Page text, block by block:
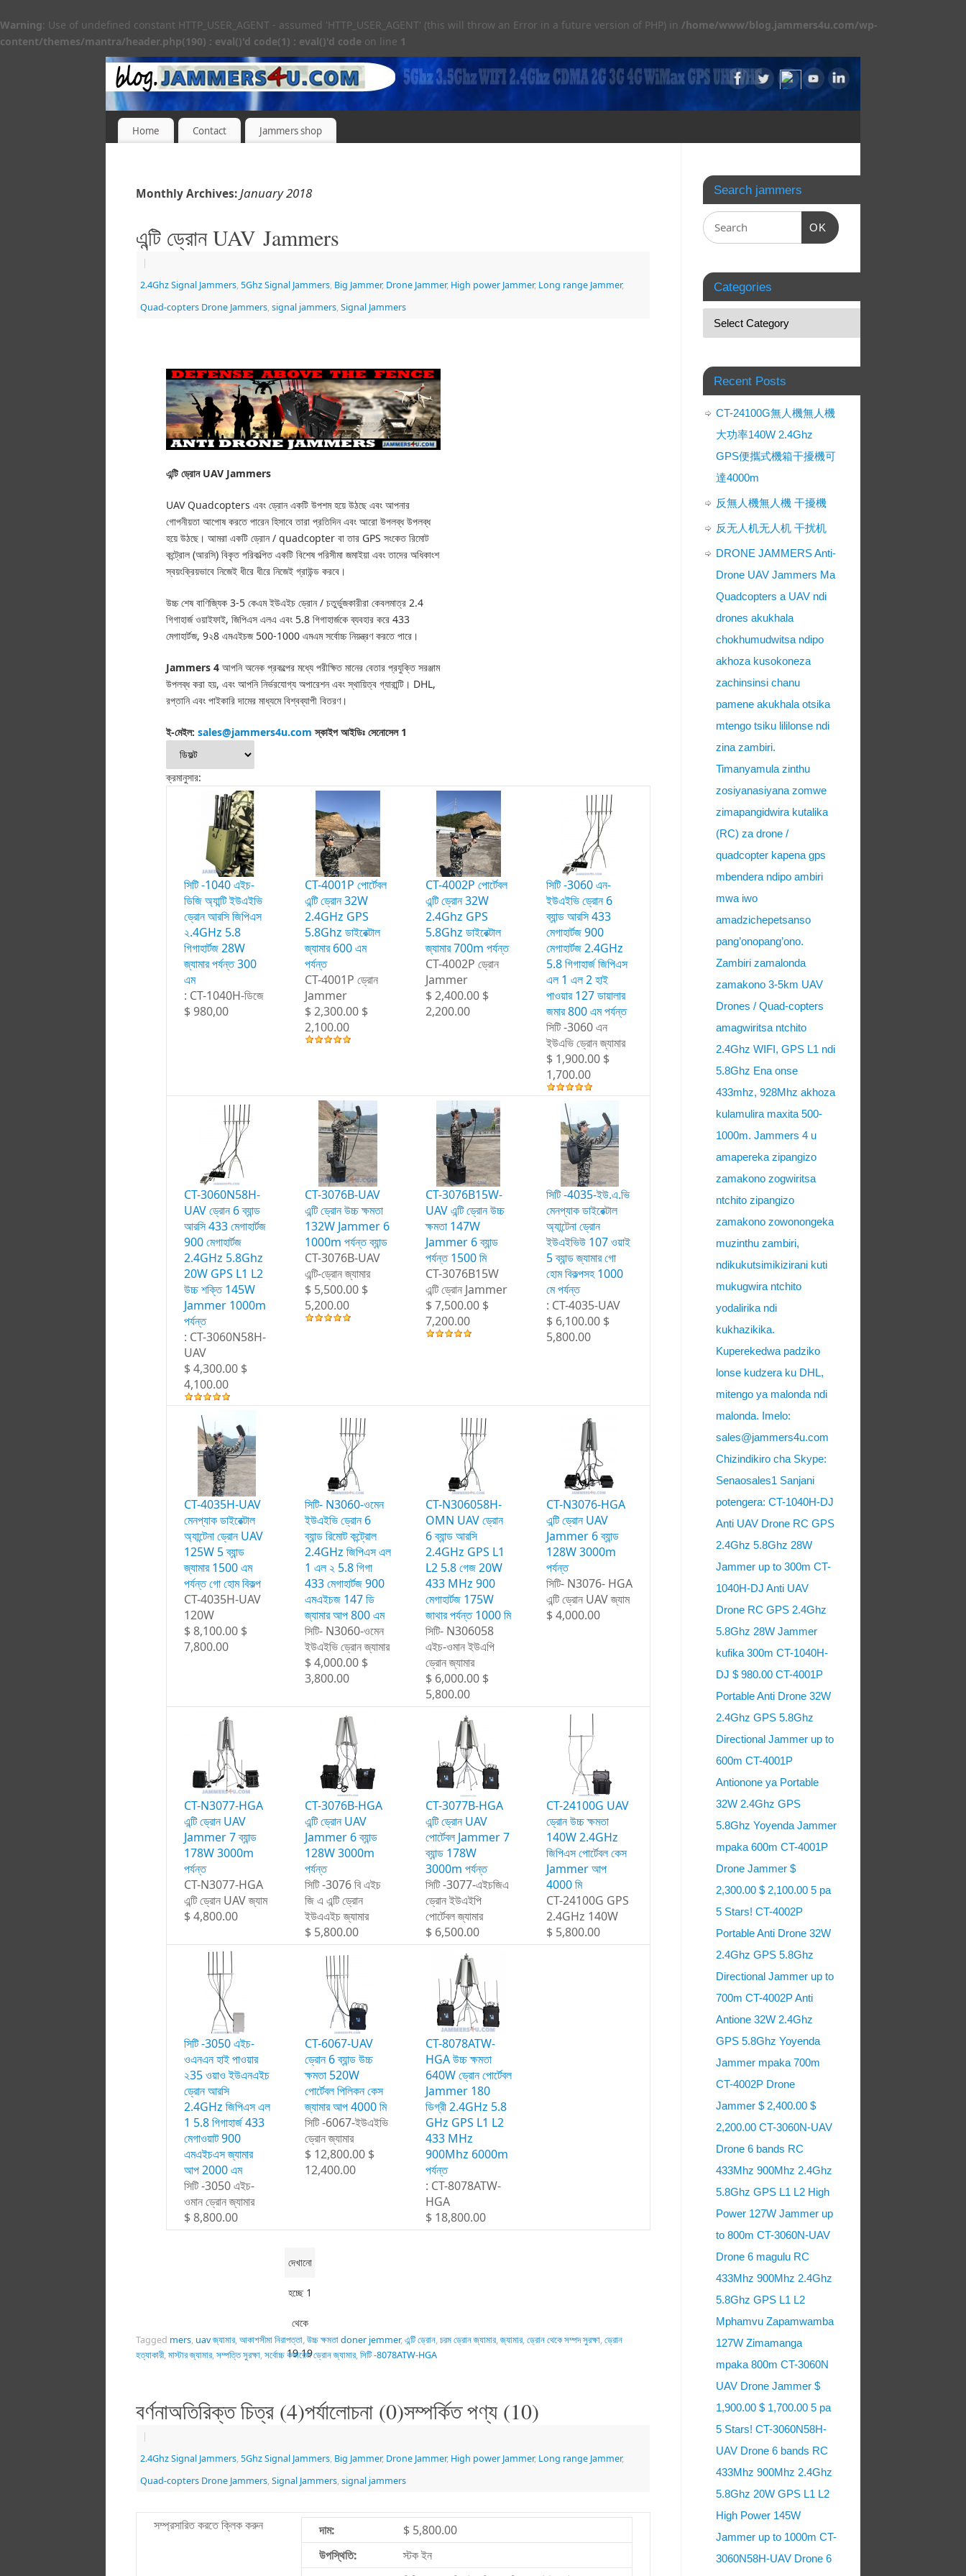
Warning: Use of undefined constant HTTP_USER_AGENT - assumed 'HTTP_USER_AGENT' (this will throw an Error in a future version of PHP) in /home/www/blog.jammers4u.com/wp-
content/themes/mantra/header.php(190) : eval()'d code(1) : eval()'d code on line 1
Home Contact Jammers shop
Monthly Archives:January 2018
এন্টি ড্রোন UAV Jammers
|
2.4Ghz Signal Jammers, 5Ghz Signal Jammers, Big Jammer, Drone Jammer, High power Jammer, Long range Jammer,
Quad-copters Drone Jammers, signal jammers, Signal Jammers
এন্টি ড্রোন UAV Jammers
UAV Quadcopters এবং ড্রোন একটি উপশম হয়ে উঠছে এবং আপনার
গোপনীয়তা আপোষ করতে পারেন হিসাবে তারা প্রতিদিন এবং আরো উপলব্ধ উপলব্ধ
হয়ে উঠছে। আমরা একটি ড্রোন / quadcopter বা তার GPS সংকেত রিমোট
কন্ট্রোল (আরসি) বিকৃত পরিকল্পিত একটি বিশেষ পরিসীমা জমাইয়া এবং তাদের অধিকাংশ
স্বয়ংক্রিয়ভাবে নিজেই ধীরে ধীরে নিজেই গ্রাউন্ড করবে।
উচ্চ শেষ বাণিজ্যিক 3-5 কেএম ইউএইচ ড্রোন / চতুর্ভুজকারীরা কেবলমাত্র 2.4
গিগাহার্জ ওয়াইফাই, জিপিএস এলএ এবং 5.8 গিগাহার্জকে ব্যবহার করে 433
মেগাহার্টজ, 9২8 এমএইচজ 500-1000 এমএম সর্বোচ্চ নিয়ন্ত্রণ করতে পারে।
Jammers 4 আপনি অনেক প্রকল্পের মধ্যে পরীক্ষিত মানের বেতার প্রযুক্তি সরঞ্জাম
উপলব্ধ করা হয়, এবং আপনি নির্ভরযোগ্য অপারেশন এবং স্থায়িত্ব গ্যারান্টি। DHL,
রপ্তানি এবং পাইকারি দামের মাধ্যমে বিশ্বব্যাপী বিতরণ।
ই-মেইল: sales@jammers4u.com স্কাইপ আইডিঃ সেনােসেল 1
ক্রমানুসার:
সিটি -1040 এইচ-
ডিজি অ্যান্টি ইউএইভি
ড্রোন আরসি জিপিএস
২.4GHz 5.8
গিগাহার্টজ 28W
জ্যামার পর্যন্ত 300
এম
: CT-1040H-ডিজে
$ 980,00
CT-4001P পোর্টেবল
এন্টি ড্রোন 32W
2.4GHz GPS
5.8Ghz ডাইরেক্টাল
জ্যামার 600 এম
পর্যন্ত
CT-4001P ড্রোন
Jammer
$ 2,300.00 $
2,100.00
CT-4002P পোর্টেবল
এন্টি ড্রোন 32W
2.4Ghz GPS
5.8Ghz ডাইরেক্টাল
জ্যামার 700m পর্যন্ত
CT-4002P ড্রোন
Jammer
$ 2,400.00 $
2,200.00
সিটি -3060 এন-
ইউএইভি ড্রোন 6
ব্যান্ড আরসি 433
মেগাহার্টজ 900
মেগাহার্টজ 2.4GHz
5.8 গিগাহার্জ জিপিএস
এল 1 এল 2 হাই
পাওয়ার 127 ডায়ালার
জমার 800 এম পর্যন্ত
সিটি -3060 এন
ইউএভি ড্রোন জ্যামার
$ 1,900.00 $
1,700.00
CT-3060N58H-
UAV ড্রোন 6 ব্যান্ড
আরসি 433 মেগাহার্টজ
900 মেগাহার্টজ
2.4GHz 5.8Ghz
20W GPS L1 L2
উচ্চ শক্তি 145W
Jammer 1000m
পর্যন্ত
: CT-3060N58H-
UAV
$ 4,300.00 $
4,100.00
CT-3076B-UAV
এন্টি ড্রোন উচ্চ ক্ষমতা
132W Jammer 6
1000m পর্যন্ত ব্যান্ড
CT-3076B-UAV
এন্টি-ড্রোন জ্যামার
$ 5,500.00 $
5,200.00
CT-3076B15W-
UAV এন্টি ড্রোন উচ্চ
ক্ষমতা 147W
Jammer 6 ব্যান্ড
পর্যন্ত 1500 মি
CT-3076B15W
এন্টি ড্রোন Jammer
$ 7,500.00 $
7,200.00
সিটি -4035-ইউ.এ.ভি
মেনপ্যাক ডাইরেক্টাল
অ্যান্টেনা ড্রোন
ইউএইভিউ 107 ওয়াই
5 ব্যান্ড জ্যামার গো
হোম বিকল্পসহ 1000
মে পর্যন্ত
: CT-4035-UAV
$ 6,100.00 $
5,800.00
CT-4035H-UAV
মেনপ্যাক ডাইরেক্টাল
অ্যান্টেনা ড্রোন UAV
125W 5 ব্যান্ড
জ্যামার 1500 এম
পর্যন্ত গো হোম বিকল্প
CT-4035H-UAV
120W
$ 8,100.00 $
7,800.00
সিটি- N3060-ওমেন
ইউএইভি ড্রোন 6
ব্যান্ড রিমোট কন্ট্রোল
2.4GHz জিপিএস এল
1 এল ২ 5.8 গিগা
433 মেগাহার্টজ 900
এমএইচজ 147 ডি
জ্যামার আপ 800 এম
সিটি- N3060-ওমেন
ইউএইভি ড্রোন জ্যামার
$ 4,000.00 $
3,800.00
CT-N306058H-
OMN UAV ড্রোন
6 ব্যান্ড আরসি
2.4GHz GPS L1
L2 5.8 গেজ 20W
433 MHz 900
মেগাহার্টজ 175W
জাথার পর্যন্ত 1000 মি
সিটি- N306058
এইচ-ওমান ইউএপি
ড্রোন জ্যামার
$ 6,000.00 $
5,800.00
CT-N3076-HGA ​​
এন্টি ড্রোন UAV
Jammer 6 ব্যান্ড
128W 3000m
পর্যন্ত
সিটি- N3076- HGA
এন্টি ড্রোন UAV জ্যাম
$ 4,000.00
CT-N3077-HGA
এন্টি ড্রোন UAV
Jammer 7 ব্যান্ড
178W 3000m
পর্যন্ত
CT-N3077-HGA
এন্টি ড্রোন UAV জ্যাম
$ 4,800.00
CT-3076B-HGA
এন্টি ড্রোন UAV
Jammer 6 ব্যান্ড
128W 3000m
পর্যন্ত
সিটি -3076 বি এইচ
জি এ এন্টি ড্রোন
ইউএএইচ জ্যামার
$ 5,800.00
CT-3077B-HGA
এন্টি ড্রোন UAV
পোর্টেবল Jammer 7
ব্যান্ড 178W
3000m পর্যন্ত
সিটি -3077-এইচজিএ
ড্রোন ইউএইপি
পোর্টেবল জ্যামার
$ 6,500.00
CT-24100G UAV
ড্রোন উচ্চ ক্ষমতা
140W 2.4GHz
জিপিএস পোর্টেবল কেস
Jammer আপ
4000 মি
CT-24100G GPS
2.4GHz 140W
$ 5,800.00
সিটি -3050 এইচ-
ওএনএন হাই পাওয়ার
২35 ওয়াও ইউএনএইচ
ড্রোন আরসি
2.4GHz জিপিএস এল
1 5.8 গিগাহার্জ 433
মেগাওয়াট 900
এমএইচএস জ্যামার
আপ 2000 এম
সিটি -3050 এইচ-
ওমান ড্রোন জ্যামার
$ 8,800.00
CT-6067-UAV
ড্রোন 6 ব্যান্ড উচ্চ
ক্ষমতা 520W
পোর্টেবল পিলিকন কেস
জ্যামার আপ 4000 মি
সিটি -6067-ইউএইভি
ড্রোন জ্যামার
$ 12,800.00 $
12,400.00
CT-8078ATW-
HGA উচ্চ ক্ষমতা
640W ড্রোন পোর্টেবল
Jammer 180
ডিগ্রী 2.4GHz 5.8
GHz GPS L1 L2
433 MHz
900Mhz 6000m
পর্যন্ত
: CT-8078ATW-
HGA
$ 18,800.00
দেখানো
হচ্ছে 1
থেকে
19 19
Tagged mers, uav জ্যামার,আকাশসীমা নিরাপত্তা,উচ্চ ক্ষমতা doner jemmer,এন্টি ড্রোন,চরম ড্রোন জ্যামার,জ্যামার,ড্রোন থেকে সম্পদ সুরক্ষা,ড্রোন
হত্যাকারী,মাস্টার জ্যামার,সম্পত্তি সুরক্ষা,সর্বোচ্চ কভারেজ ড্রোন জ্যামার,সিটি -8078ATW-HGA
বর্ণনাঅতিরিক্ত চিত্র (4)পর্যালোচনা (0)সম্পর্কিত পণ্য (10)
|
2.4Ghz Signal Jammers, 5Ghz Signal Jammers, Big Jammer, Drone Jammer, High power Jammer, Long range Jammer,
Quad-copters Drone Jammers, Signal Jammers, signal jammers
সম্প্রসারিত করতে ক্লিক করুন দাম:
$ 5,800.00
উপস্থিতি:
স্টক ইন
Search jammers
OK
Categories
Recent Posts
CT-24100G無人機無人機
大功率140W 2.4Ghz
GPS便攜式機箱干擾機可
達4000m
反無人機無人機 干擾機
反无人机无人机 干扰机
DRONE JAMMERS Anti-
Drone UAV Jammers Ma
Quadcopters a UAV ndi
drones akukhala
chokhumudwitsa ndipo
akhoza kusokoneza
zachinsinsi chanu
pamene akukhala otsika
mtengo tsiku lililonse ndi
zina zambiri.
Timanyamula zinthu
zosiyanasiyana zomwe
zimapangidwira kutalika
(RC) za drone /
quadcopter kapena gps
mbendera ndipo ambiri
mwa iwo
amadzichepetsanso
pang’onopang’ono.
Zambiri zamalonda
zamakono 3-5km UAV
Drones / Quad-copters
amagwiritsa ntchito
2.4Ghz WIFI, GPS L1 ndi
5.8Ghz Ena onse
433mhz, 928Mhz akhoza
kulamulira maxita 500-
1000m. Jammers 4 u
amapereka zipangizo
zamakono zogwiritsa
ntchito zipangizo
zamakono zowonongeka
muzinthu zambiri,
ndikukutsimikizirani kuti
mukugwira ntchito
yodalirika ndi
kukhazikika.
Kuperekedwa padziko
lonse kudzera ku DHL,
mitengo ya malonda ndi
malonda. Imelo:
sales@jammers4u.com
Chizindikiro cha Skype:
Senaosales1 Sanjani
potengera: CT-1040H-DJ
Anti UAV Drone RC GPS
2.4Ghz 5.8Ghz 28W
Jammer up to 300m CT-
1040H-DJ Anti UAV
Drone RC GPS 2.4Ghz
5.8Ghz 28W Jammer
kufika 300m CT-1040H-
DJ $ 980.00 CT-4001P
Portable Anti Drone 32W
2.4Ghz GPS 5.8Ghz
Directional Jammer up to
600m CT-4001P
Antionone ya Portable
32W 2.4Ghz GPS
5.8Ghz Yoyenda Jammer
mpaka 600m CT-4001P
Drone Jammer $
2,300.00 $ 2,100.00 5 pa
5 Stars! CT-4002P
Portable Anti Drone 32W
2.4Ghz GPS 5.8Ghz
Directional Jammer up to
700m CT-4002P Anti
Antione 32W 2.4Ghz
GPS 5.8Ghz Yoyenda
Jammer mpaka 700m
CT-4002P Drone
Jammer $ 2,400.00 $
2,200.00 CT-3060N-UAV
Drone 6 bands RC
433Mhz 900Mhz 2.4Ghz
5.8Ghz GPS L1 L2 High
Power 127W Jammer up
to 800m CT-3060N-UAV
Drone 6 magulu RC
433Mhz 900Mhz 2.4Ghz
5.8Ghz GPS L1 L2
Mphamvu Zapamwamba
127W Zimamanga
mpaka 800m CT-3060N
UAV Drone Jammer $
1,900.00 $ 1,700.00 5 pa
5 Stars! CT-3060N58H-
UAV Drone 6 bands RC
433Mhz 900Mhz 2.4Ghz
5.8Ghz 20W GPS L1 L2
High Power 145W
Jammer up to 1000m CT-
3060N58H-UAV Drone 6